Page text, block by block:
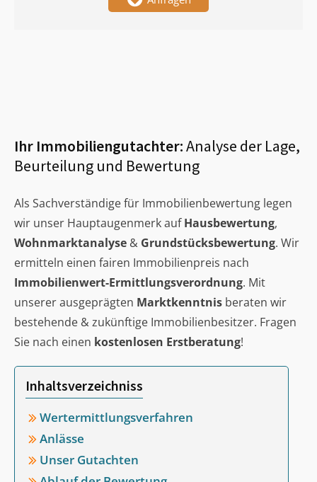
Ihr Immobiliengutachter:Analyse der Lage,
Beurteilung und Bewertung
Als Sachverständige für Immobilienbewertung legen
wir unser Hauptaugenmerk aufHausbewertung,
Wohnmarktanalyse & Grundstücksbewertung. Wir
ermitteln einen fairen Immobilienpreis nach
Immobilienwert-Ermittlungsverordnung. Mit
unserer ausgeprägten Marktkenntnis beraten wir
bestehende & zukünftige Immobilienbesitzer. Fragen
Sie nach einen kostenlosen Erstberatung!
Inhaltsverzeichniss
Wertermittlungsverfahren
Anlässe
Unser Gutachten